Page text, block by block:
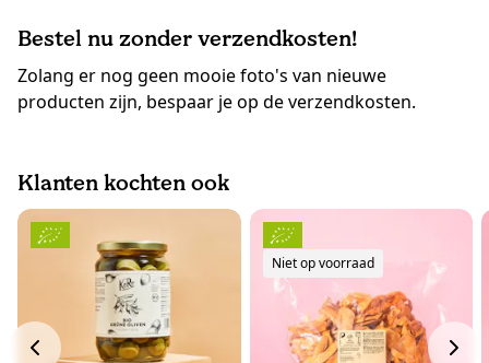
Bestel nu zonder verzendkosten!
Zolang er nog geen mooie foto's van nieuwe
producten zijn, bespaar je op de verzendkosten.
Klanten kochten ook
Niet op voorraad